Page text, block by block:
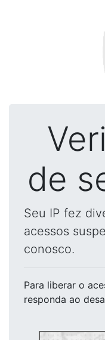
de
Seu IP fez
acessos
conosco.
Para liberar o
responda ao